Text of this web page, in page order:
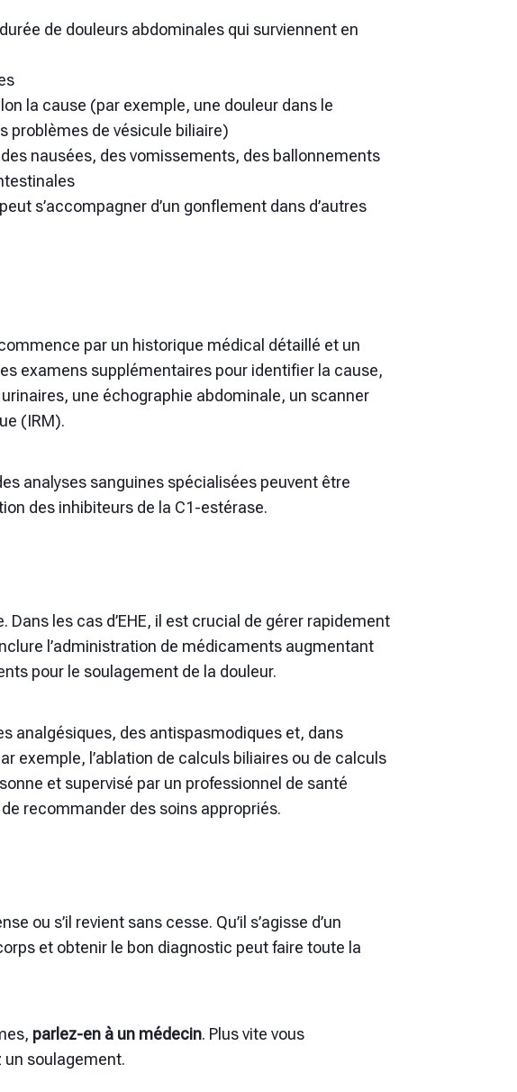
de douleurs abdominales qui surviennent en
la cause (par exemple, une douleur dans le
problèmes de vésicule biliaire)
nausées, des vomissements, des ballonnements
s’accompagner d’un gonflement dans d’autres
par un historique médical détaillé et un
examens supplémentaires pour identifier la cause,
une échographie abdominale, un scanner
(IRM).
analyses sanguines spécialisées peuvent être
des inhibiteurs de la C1-estérase.
les cas d’EHE, il est crucial de gérer rapidement
l’administration de médicaments augmentant
pour le soulagement de la douleur.
analgésiques, des antispasmodiques et, dans
exemple, l’ablation de calculs biliaires ou de calculs
et supervisé par un professionnel de santé
recommander des soins appropriés.
ou s’il revient sans cesse. Qu’il s’agisse d’un
et obtenir le bon diagnostic peut faire toute la
parlez-en à un médecin. Plus vite vous
un soulagement.